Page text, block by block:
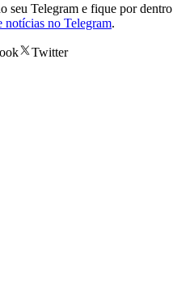
seu Telegram e fique por dentro
notícias no Telegram.
Twitter